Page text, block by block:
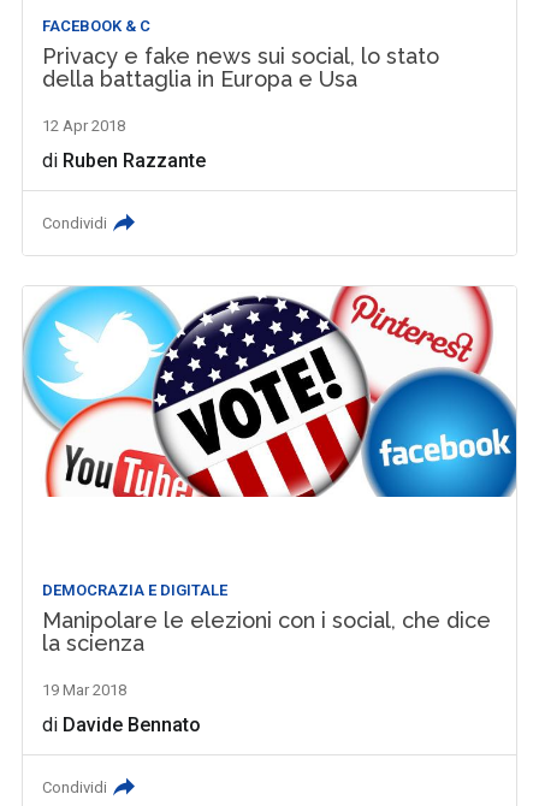
FACEBOOK & C
Privacy e fake news sui social, lo stato
della battaglia in Europa e Usa
12 Apr 2018
di Ruben Razzante
Condividi
DEMOCRAZIA E DIGITALE
Manipolare le elezioni con i social, che dice
la scienza
19 Mar 2018
di Davide Bennato
Condividi